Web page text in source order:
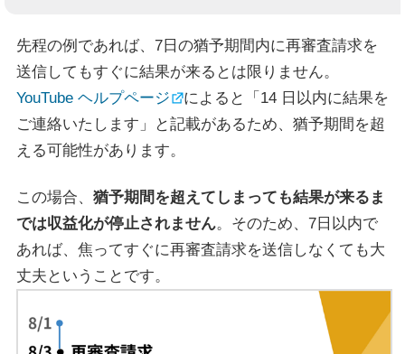
先程の例であれば、7日の猶予期間内に再審査請求を
送信してもすぐに結果が来るとは限りません。
YouTube ヘルプページ
によると「14 日以内に結果を
ご連絡いたします」と記載があるため、猶予期間を超
える可能性があります。
この場合、 猶予期間を超えてしまっても結果が来るま
では収益化が停止されません。そのため、7日以内で
あれば、焦ってすぐに再審査請求を送信しなくても大
丈夫ということです。